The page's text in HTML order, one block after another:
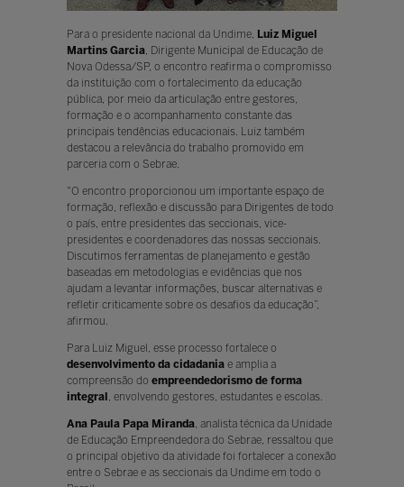
Para o presidente nacional da Undime, Luiz Miguel
Martins Garcia, Dirigente Municipal de Educação de
Nova Odessa/SP, o encontro reafirma o compromisso
da instituição com o fortalecimento da educação
pública, por meio da articulação entre gestores,
formação e o acompanhamento constante das
principais tendências educacionais. Luiz também
destacou a relevância do trabalho promovido em
parceria com o Sebrae.
"O encontro proporcionou um importante espaço de
formação, reflexão e discussão para Dirigentes de todo
o país, entre presidentes das seccionais, vice-
presidentes e coordenadores das nossas seccionais.
Discutimos ferramentas de planejamento e gestão
baseadas em metodologias e evidências que nos
ajudam a levantar informações, buscar alternativas e
refletir criticamente sobre os desafios da educação”,
afirmou.
Para Luiz Miguel, esse processo fortalece o
desenvolvimento da cidadaniae amplia a
compreensão do empreendedorismo de forma
integral , envolvendo gestores, estudantes e escolas.
Ana Paula Papa Miranda, analista técnica da Unidade
de Educação Empreendedora do Sebrae, ressaltou que
o principal objetivo da atividade foi fortalecer a conexão
entre o Sebrae e as seccionais da Undime em todo o